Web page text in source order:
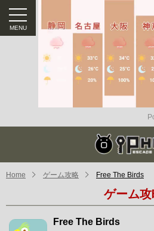
Home ゲーム攻略 Free The Birds
ゲーム攻
Free The Birds